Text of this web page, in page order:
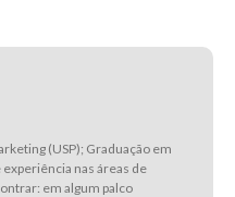
(USP); Graduação em
experiência nas áreas de
em algum palco